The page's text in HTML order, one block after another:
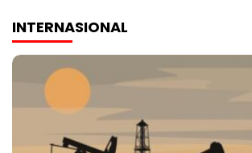
INTERNASIONAL